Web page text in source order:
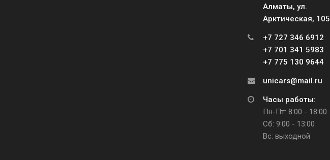
Алматы, ул.
Арктическая, 105
+7 727 346 6912
+7 701 341 5983
+7 775 130 9644
unicars@mail.ru
Часы работы:
Пн-Пт: 8:00 - 18:00
Сб: 9:00 - 13:00
Вс: выходной